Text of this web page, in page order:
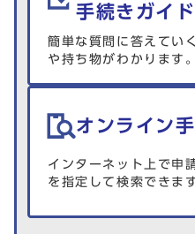
手続きガイド
簡単な質問に答えてい
や持ち物がわかります。
オンライン
インターネット上で申
を指定して検索できま